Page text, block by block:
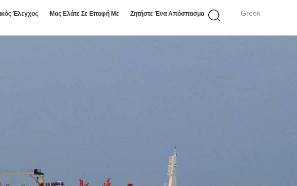
Greek
Έλεγχος Μας Ελάτε Σε Επαφή Με Ζητήστε Ένα Απόσπασμα